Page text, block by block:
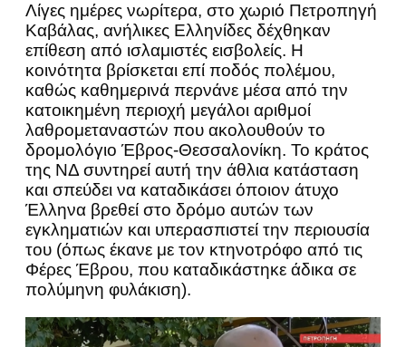
Λίγες ημέρες νωρίτερα, στο χωριό Πετροπηγή
Καβάλας, ανήλικες Ελληνίδες δέχθηκαν
επίθεση από ισλαμιστές εισβολείς. Η
κοινότητα βρίσκεται επί ποδός πολέμου,
καθώς καθημερινά περνάνε μέσα από την
κατοικημένη περιοχή μεγάλοι αριθμοί
λαθρομεταναστών που ακολουθούν το
δρομολόγιο Έβρος-Θεσσαλονίκη. Το κράτος
της ΝΔ συντηρεί αυτή την άθλια κατάσταση
και σπεύδει να καταδικάσει όποιον άτυχο
Έλληνα βρεθεί στο δρόμο αυτών των
εγκληματιών και υπερασπιστεί την περιουσία
του (όπως έκανε με τον κτηνοτρόφο από τις
Φέρες Έβρου, που καταδικάστηκε άδικα σε
πολύμηνη φυλάκιση).